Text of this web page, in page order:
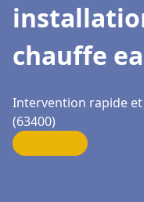
chauffe
Intervention rapide
(63400)